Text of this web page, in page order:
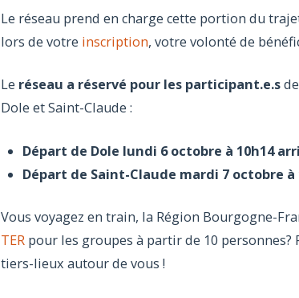
Le réseau prend en charge cette portion du
lors de votre inscription, votre volonté de
Le réseau a réservé pour les participant.e.s
Dole et Saint-Claude :
Départ de Dole lundi 6 octobre à 10h14
Départ de Saint-Claude mardi 7 octobre à
Vous voyagez en train, la Région Bourgogne-
TER pour les groupes à partir de 10
tiers-lieux autour de vous !